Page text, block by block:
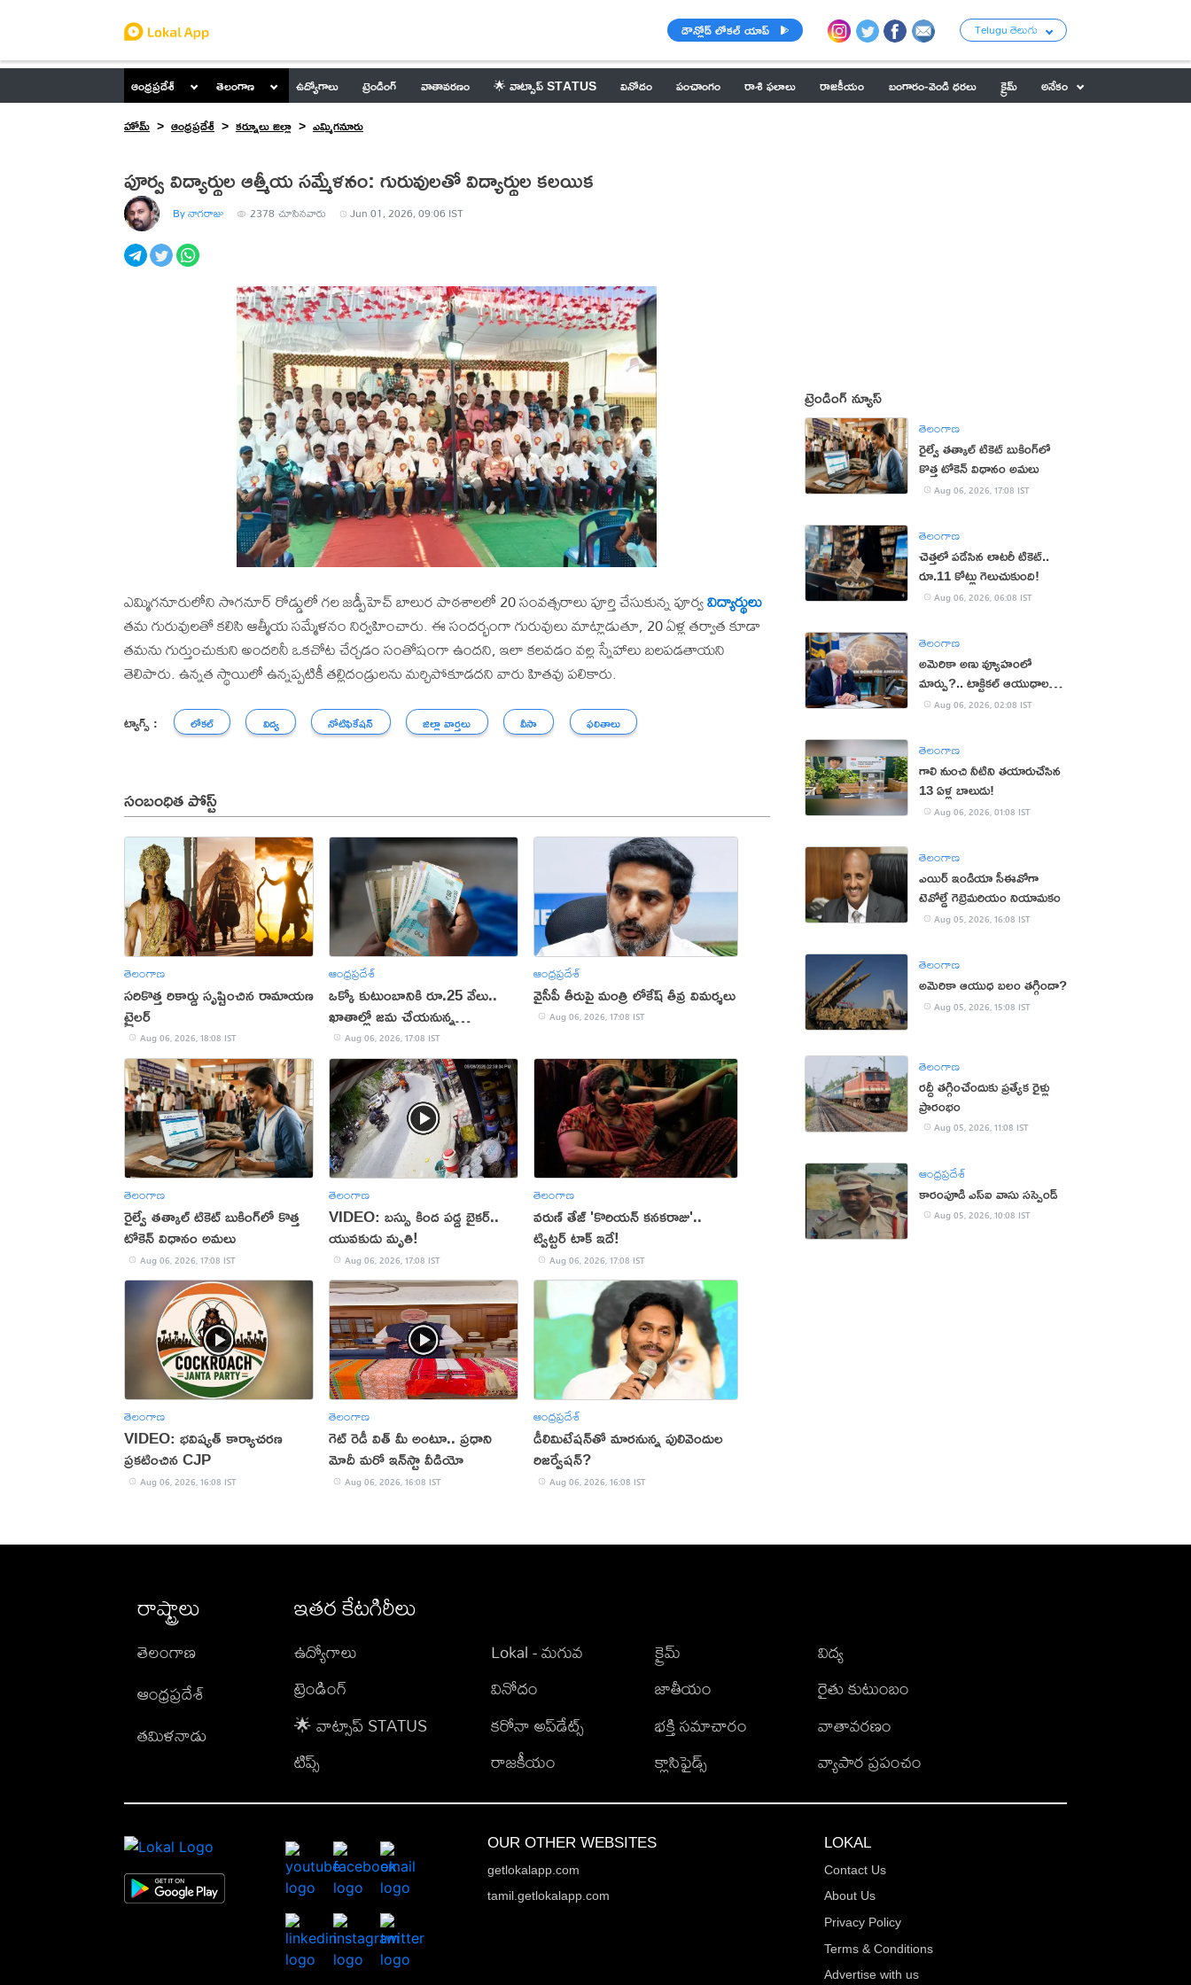
డౌన్లోడ్ లోకల్ యాప్ Telugu తెలుగు
ఆంధ్రప్రదేశ్ తెలంగాణ ఉద్యోగాలు ట్రెండింగ్ వాతావరణం 🌟 వాట్సాప్ STATUS వినోదం పంచాంగం రాశి ఫలాలు రాజకీయం బంగారం-వెండి ధరలు క్రైమ్
అనేకం
హోమ్
ఆంధ్రప్రదేశ్ కర్నూలు జిల్లా ఎమ్మిగనూరు
పూర్వ విద్యార్థుల ఆత్మీయ సమ్మేళనం: గురువులతో విద్యార్థుల కలయిక
By నాగరాజు 2378 చూసినవారు Jun 01, 2026, 09:06 IST
ఎమ్మిగనూరులోని సొగనూర్ రోడ్డులో గల జడ్పీహెచ్ బాలుర పాఠశాలలో 20 సంవత్సరాలు పూర్తి చేసుకున్న పూర్వవిద్యార్థులు
తమ గురువులతో కలిసి ఆత్మీయ సమ్మేళనం నిర్వహించారు. ఈ సందర్భంగా గురువులు మాట్లాడుతూ, 20 ఏళ్ల తర్వాత కూడా
తమను గుర్తుంచుకుని అందరినీ ఒకచోట చేర్చడం సంతోషంగా ఉందని, ఇలా కలవడం వల్ల స్నేహాలు బలపడతాయని
తెలిపారు. ఉన్నత స్థాయిలో ఉన్నప్పటికీ తల్లిదండ్రులను మర్చిపోకూడదని వారు హితవు పలికారు.
ట్యాగ్స్ : లోకల్ విద్య నోటిఫికేషన్ జిల్లా వార్తలు వీసా ఫలితాలు
సంబంధిత పోస్ట్
తెలంగాణ
సరికొత్త రికార్డు సృష్టించిన రామాయణ
ట్రైలర్‌
Aug 06, 2026, 18:08 IST
ఆంధ్రప్రదేశ్
ఒక్కో కుటుంబానికి రూ.25 వేలు..
ఖాతాల్లో జ‌మ చేయ‌నున్న
ప్ర‌భుత్వం..!
Aug 06, 2026, 17:08 IST
ఆంధ్రప్రదేశ్
వైసీపీ తీరుపై మంత్రి లోకేష్ తీవ్ర విమర్శలు
Aug 06, 2026, 17:08 IST
తెలంగాణ
రైల్వే తత్కాల్ టికెట్ బుకింగ్‌లో కొత్త
టోకెన్ విధానం అమలు
Aug 06, 2026, 17:08 IST
తెలంగాణ
VIDEO: బస్సు కింద పడ్డ బైకర్..
యువకుడు మృతి!
Aug 06, 2026, 17:08 IST
తెలంగాణ
వరుణ్ తేజ్ 'కొరియన్ కనకరాజు'..
ట్విట్టర్ టాక్ ఇదే!
Aug 06, 2026, 17:08 IST
తెలంగాణ
VIDEO: భవిష్యత్ కార్యాచరణ
ప్రకటించిన CJP
Aug 06, 2026, 16:08 IST
తెలంగాణ
గెట్ రెడీ విత్ మీ అంటూ.. ప్రధాని
మోదీ మరో ఇన్‌స్టా వీడియో
Aug 06, 2026, 16:08 IST
ఆంధ్రప్రదేశ్
డీలిమిటేషన్‌తో మారనున్న పులివెందుల
రిజర్వేషన్?
Aug 06, 2026, 16:08 IST
ట్రెండింగ్ న్యూస్
తెలంగాణ
రైల్వే తత్కాల్ టికెట్ బుకింగ్‌లో
కొత్త టోకెన్ విధానం అమలు
Aug 06, 2026, 17:08 IST
తెలంగాణ
చెత్తలో పడేసిన లాటరీ టికెట్..
రూ.11 కోట్లు గెలుచుకుంది!
Aug 06, 2026, 06:08 IST
తెలంగాణ
అమెరికా అణు వ్యూహంలో
మార్పు?.. టాక్టికల్ ఆయుధాలకు
ప్రాధాన్యం!
Aug 06, 2026, 02:08 IST
తెలంగాణ
గాలి నుంచి నీటిని తయారుచేసిన
13 ఏళ్ల బాలుడు!
Aug 06, 2026, 01:08 IST
తెలంగాణ
ఎయిర్ ఇండియా సీఈవోగా
టెవోల్డే గెబ్రెమరియం నియామకం
Aug 05, 2026, 16:08 IST
తెలంగాణ
అమెరికా ఆయుధ బలం తగ్గిందా?
Aug 05, 2026, 15:08 IST
తెలంగాణ
రద్దీ తగ్గించేందుకు ప్రత్యేక రైళ్లు
ప్రారంభం
Aug 05, 2026, 11:08 IST
ఆంధ్రప్రదేశ్
కారంపూడి ఎస్ఐ వాసు స‌స్పెండ్‌
Aug 05, 2026, 10:08 IST
రాష్ట్రాలు
తెలంగాణ
ఆంధ్రప్రదేశ్
తమిళనాడు
ఇతర కేటగిరీలు
ఉద్యోగాలు
ట్రెండింగ్
🌟 వాట్సాప్ STATUS
టిప్స్
Lokal - మగువ
వినోదం
కరోనా అప్‌డేట్స్
రాజకీయం
క్రైమ్
జాతీయం
భక్తి సమాచారం
క్లాసిఫైడ్స్
విద్య
రైతు కుటుంబం
వాతావరణం
వ్యాపార ప్రపంచం
OUR OTHER WEBSITES
getlokalapp.com
tamil.getlokalapp.com
LOKAL
Contact Us
About Us
Privacy Policy
Terms & Conditions
Advertise with us